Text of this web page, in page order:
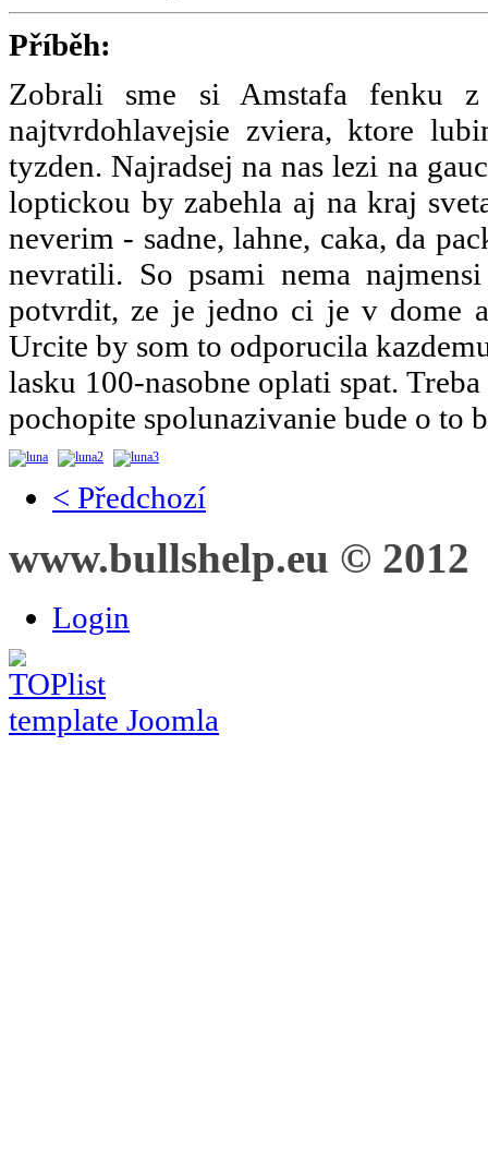
Příběh:
Zobrali sme si Amstafa fenku
najtvrdohlavejsie zviera, ktore
tyzden. Najradsej na nas lezi na
loptickou by zabehla aj na kraj
neverim - sadne, lahne, caka, da
nevratili. So psami nema
potvrdit, ze je jedno ci je v dome
Urcite by som to odporucila
lasku 100-nasobne oplati spat.
pochopite spolunazivanie bude o to
< Předchozí
www.bullshelp.eu © 2012
Login
template Joomla